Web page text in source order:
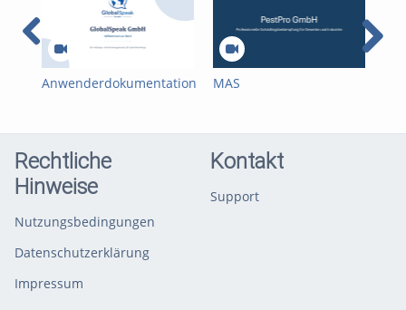
Anwenderdokumentation
MAS
Rechtliche
Hinweise
Nutzungsbedingungen
Datenschutzerklärung
Impressum
Kontakt
Support